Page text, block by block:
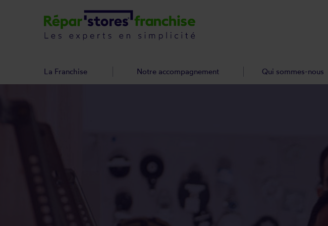
La Franchise Notre accompagnement Qui sommes-nous